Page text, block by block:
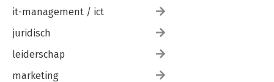
it-management / ict
juridisch
leiderschap
marketing